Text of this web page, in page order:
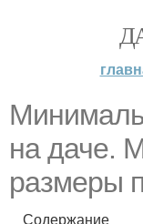
на даче.
размеры
Содержание